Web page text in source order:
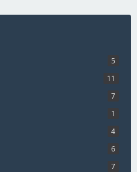
5
11
7
1
4
6
7